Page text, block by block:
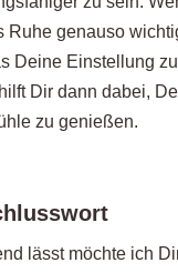
Ruhe genauso
Deine Einstellung
Dir dann dabei,
zu genießen.
lässt möchte ich